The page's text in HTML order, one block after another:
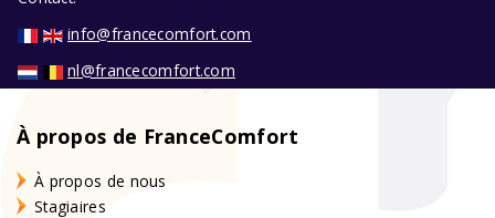
info@francecomfort.com
nl@francecomfort.com
À propos de FranceComfort
À propos de nous
Stagiaires